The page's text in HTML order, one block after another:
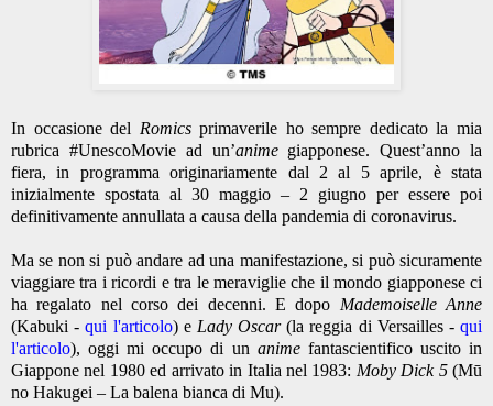
In occasione del Romicsprimaverile ho sempre dedicato la mia
rubrica #UnescoMovie ad un’anime giapponese. Quest’anno la
fiera, in programma originariamente dal 2 al 5 aprile, è stata
inizialmente spostata al 30 maggio – 2 giugno per essere poi
definitivamente annullata a causa della pandemia di coronavirus.
Ma se non si può andare ad una manifestazione, si può sicuramente
viaggiare tra i ricordi e tra le meraviglie che il mondo giapponese ci
ha regalato nel corso dei decenni. E dopo Mademoiselle Anne
(Kabuki -qui l'articolo) e Lady Oscar(la reggia di Versailles -qui
l'articolo), oggi mi occupo di un anime fantascientifico uscito in
Giappone nel 1980 ed arrivato in Italia nel 1983: Moby Dick 5(Mū
no Hakugei – La balena bianca di Mu).